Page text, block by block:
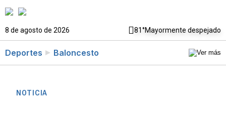
8 de agosto de 2026 81°Mayormente despejado
Deportes Baloncesto
NOTICIA